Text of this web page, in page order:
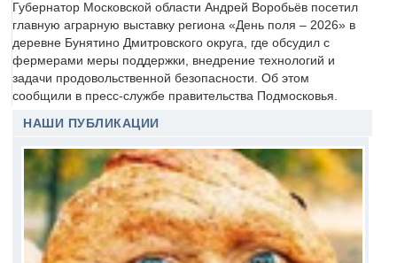
Губернатор Московской области Андрей Воробьёв посетил
главную аграрную выставку региона «День поля – 2026» в
деревне Бунятино Дмитровского округа, где обсудил с
фермерами меры поддержки, внедрение технологий и
задачи продовольственной безопасности. Об этом
сообщили в пресс-службе правительства Подмосковья.
НАШИ ПУБЛИКАЦИИ